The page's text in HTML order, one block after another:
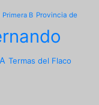
Primera B Provincia de
Termas del Flaco